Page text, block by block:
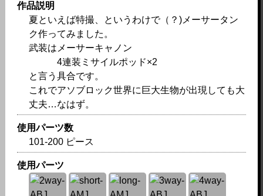
作品説明
夏といえば特撮、というわけで（？)メーサータン
ク作ってみました。
武装はメーサーキャノン
4連装ミサイルポッド×2
と言う具合です。
これでアソブロック世界に巨大生物が出現しても大
丈夫…なはず。
使用パーツ数
101-200 ピース
使用パーツ